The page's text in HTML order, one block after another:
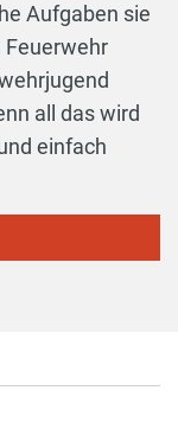
Aufgaben sie
Feuerwehr
all das wird
einfach